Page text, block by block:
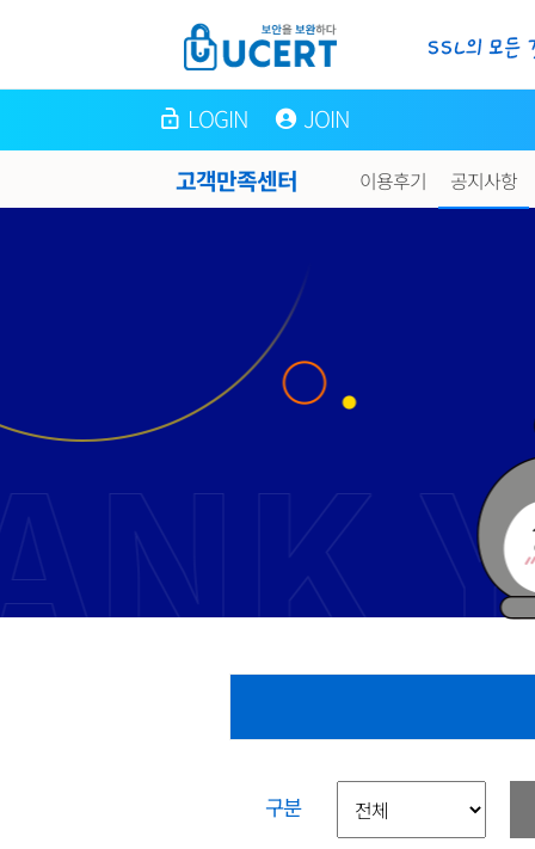
LOGIN
JOIN
고객만족센터
이용후기 공지사항
구분